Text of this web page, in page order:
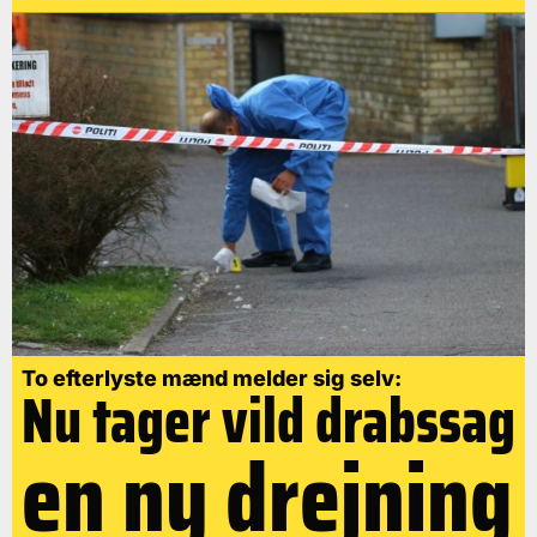
To efterlyste mænd melder sig selv:
Nu tager vild drabssag
en ny drejning